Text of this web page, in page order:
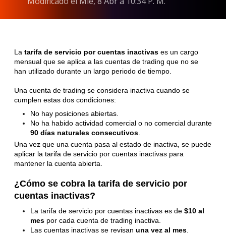
La tarifa de servicio por cuentas inactivas es un cargo
mensual que se aplica a las cuentas de trading que no se
han utilizado durante un largo periodo de tiempo.
Una cuenta de trading se considera inactiva cuando se
cumplen estas dos condiciones:
No hay posiciones abiertas.
No ha habido actividad comercial o no comercial durante
90 días naturales consecutivos
Una vez que una cuenta pasa al estado de inactiva, se puede
aplicar la tarifa de servicio por cuentas inactivas para
mantener la cuenta abierta.
¿Cómo se cobra la tarifa de servicio por
cuentas inactivas?
La tarifa de servicio por cuentas inactivas es de $10 al
mes por cada cuenta de trading inactiva.
Las cuentas inactivas se revisan una vez al mes